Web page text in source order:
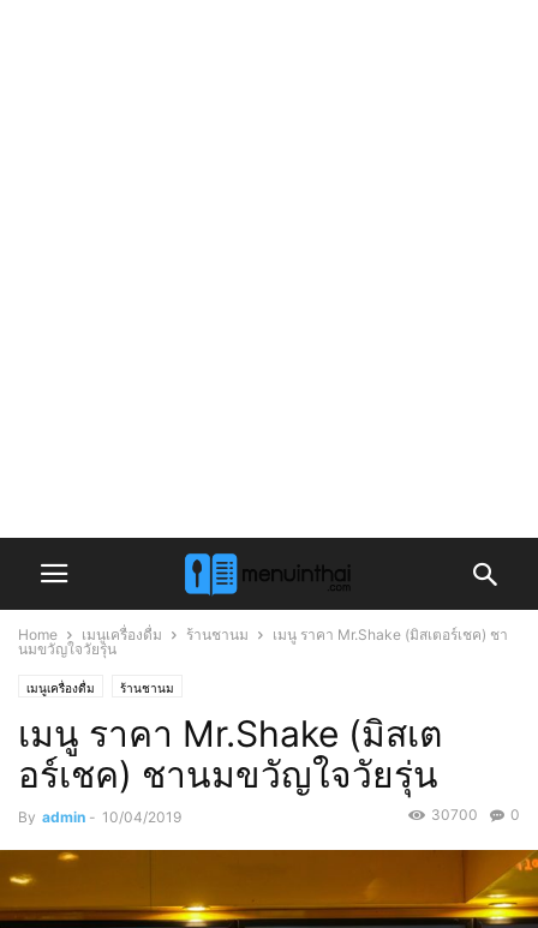
Home เมนูเครื่องดื่ม ร้านชานม
เมนู ราคา Mr.Shake (มิสเตอร์เชค) ชา
นมขวัญใจวัยรุ่น
เมนูเครื่องดื่ม ร้านชานม
เมนู ราคา Mr.Shake (มิสเต
อร์เชค) ชานมขวัญใจวัยรุ่น
By admin - 10/04/2019 0
30700